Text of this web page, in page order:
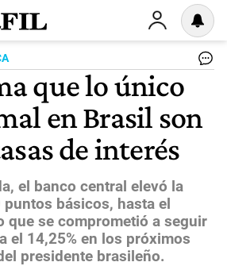
que lo único
en Brasil son
de interés
el banco central elevó la
básicos, hasta el
que se comprometió a seguir
el 14,25% en los próximos
presidente brasileño.